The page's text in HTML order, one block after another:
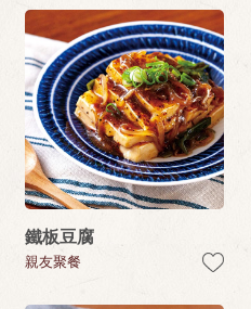
鐵板豆腐
親友聚餐